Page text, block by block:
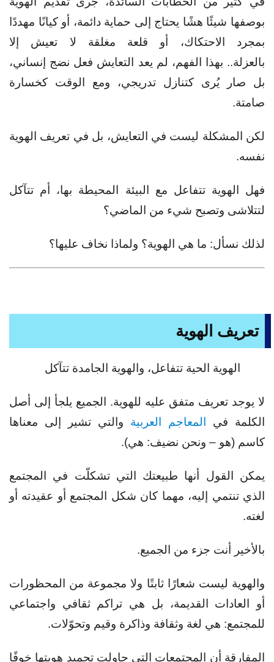
بوصفها شيئًا هشًا يحتاج إلى حماية دائمة، أوكيانًا مهددًا
بمجرد الاحتكاك، أو قلعة مغلقة لا تعيش إلا
بالعزلة.. بهذا الفهم، لم يعد التعايش فعل نضج إنساني،
بل صار يُرى كتنازل تدريجي، ومع الوقت كخسارة
صامتة.
لكن المشكلة ليست في التعايش، بل في تعريف الهوية
نفسه.
فهل الهوية تتفاعل مع البيئة المحيطة بها، أم تتآكل
لتتلاشى وتصبح شيء من الماضي؟
لذلك نسأل: ما هي الهوية؟ ولماذا نخاف عليها؟
تعريف الهوية
الهوية الحية تتفاعل، والهوية الجامدة تتآكل
لا يوجد تعريف متفق عليه للهوية. الجميع يلجأ إلى أصل
الكلمة في
المعاجم العربية والتي تشير إلى معناها
كاسم (هو – ونحن نضيف: هي).
يمكن القول أنها طبيعتك التي تشكلّت في المجتمع
الذي تنتمي إليه، مهما كان شكل المجتمع أو عقيدته أو
لغته.
بالأخير أنت جزء من الجميع.
والهوية ليست شعارًا ثابتًا ولا مجموعة من المحظورات
أو العادات القديمة، بل هي تراكم ثقافي واجتماعي
للمجتمع: هي لغة وثقافة وذاكرة وقيم وتحوّلات.
المفارقة أن المجتمعات التي حاولت تجميد هويتها خوفًا